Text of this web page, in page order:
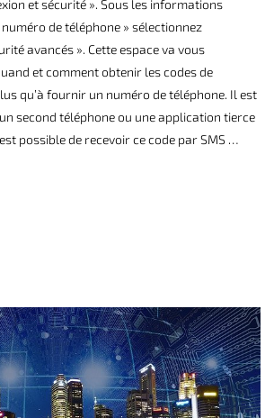
et sécurité ». Sous les informations
numéro de téléphone » sélectionnez
avancés ». Cette espace va vous
et comment obtenir les codes de
qu’à fournir un numéro de téléphone. Il est
second téléphone ou une application tierce
possible de recevoir ce code par SMS …